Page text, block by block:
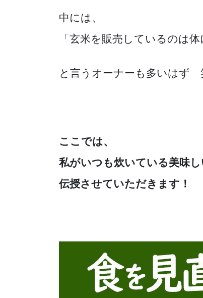
中には、
「玄米を販売しているのは
と言うオーナーも多いはず
ここでは、
私がいつも炊いている美味
伝授させていただきます！